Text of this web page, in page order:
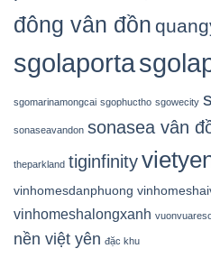
đông vân đồn
sgolaporta
sgomarinamongcai sgophuctho sgowecity
sonaseavandon sonasea vân
theparkland tiginfinity
vinhomesdanphuong
vinhomeshalongxanh
nền việt yên đặc khu